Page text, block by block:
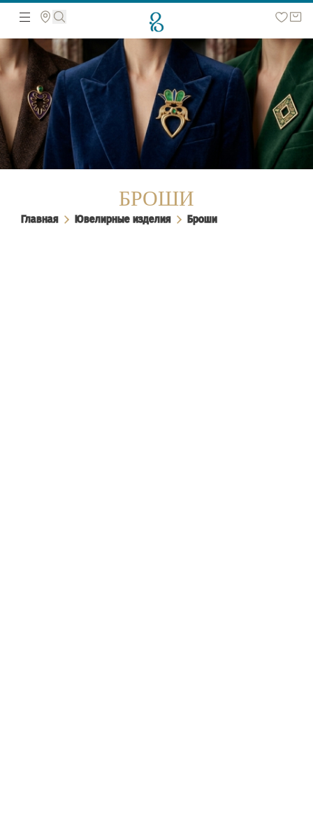
Поиск по сайту
БРОШИ
Главная Ювелирные изделия Броши